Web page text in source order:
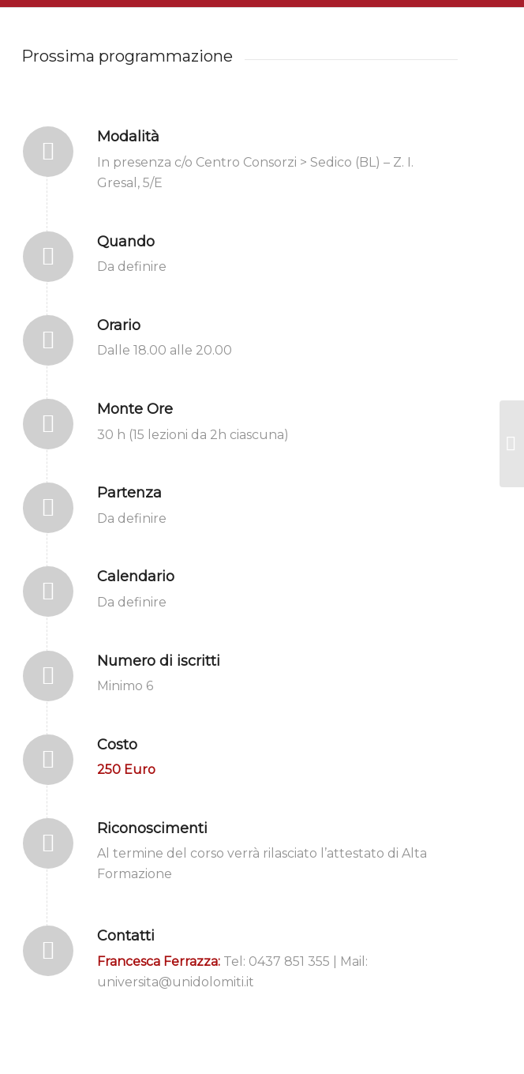
Prossima programmazione
Modalità
In presenza c/o Centro Consorzi > Sedico (BL) – Z. I.
Gresal, 5/E
Quando
Da definire
Orario
Dalle 18.00 alle 20.00
Monte Ore
30 h (15 lezioni da 2h ciascuna)
Partenza
Da definire
Calendario
Da definire
Numero di iscritti
Minimo 6
Costo
250 Euro
Riconoscimenti
Al termine del corso verrà rilasciato l’attestato di Alta
Formazione
Contatti
Francesca Ferrazza: Tel: 0437 851 355 | Mail:
universita@unidolomiti.it